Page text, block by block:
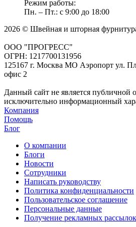
Режим работы:
Пн. – Пт.: с 9:00 до 18:00
2026 © Швейная и шторная
ООО "ПРОГРЕСС"
ОГРН: 1217700131956
125167 г. Москва МО Аэропорт ул.
офис 2
Данный сайт не является публичной
исключительно информационный
Компания
Помощь
Блог
О компании
Блоги
Новости
Сотрудники
Написать руководству
Политика конфиденциальности
Пользовательское соглашение
Персональные данные
Получение рекламных рассылок